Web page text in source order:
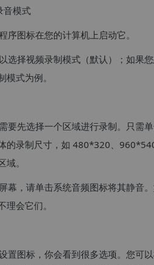
音模式
序图标在您的计算机上启动它。
选择视频录制模式（默认）；如果
式为例。
要先选择一个区域进行录制。只需单
的录制尺寸，如 480*320、
。
幕，请单击系统音频图标将其静音
会它们。
置图标，你会看到很多选项。您可